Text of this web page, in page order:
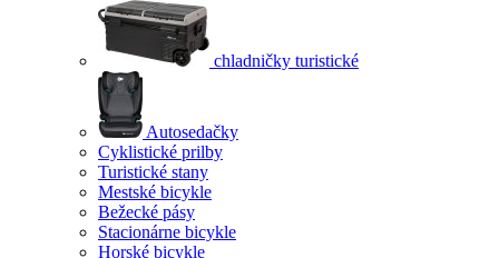
chladničky turistické
Autosedačky
Cyklistické prilby
Turistické stany
Mestské bicykle
Bežecké pásy
Stacionárne bicykle
Horské bicykle